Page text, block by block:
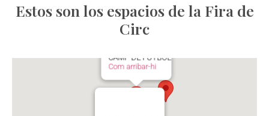
Estos son los espacios de la Fira de
Circ
CAMP DE FUTBOL
Com arribar-hi